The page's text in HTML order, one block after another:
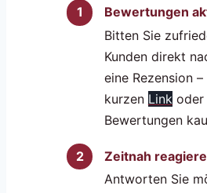
Bewertungen
Bitten Sie
Kunden direkt
eine Rezension
kurzen Link oder
Bewertungen
Zeitnah
Antworten Sie